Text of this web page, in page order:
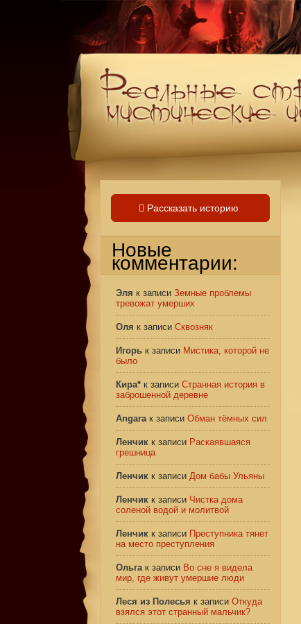
Рассказать историю
Новые
комментарии:
Эля к записи Земные проблемы
тревожат умерших
Оля к записи Сквозняк
Игорь к записи Мистика, которой не
было
Кира* к записи Странная история в
заброшенной деревне
Angaraк записи Обман тёмных сил
Ленчик к записи Раскаявшаяся
грешница
Ленчик к записи Дом бабы Ульяны
Ленчик к записи Чистка дома
соленой водой и молитвой
Ленчик к записи Преступника тянет
на место преступления
Ольгак записи Во сне я видела
мир, где живут умершие люди
Леся из Полесья к записи Откуда
взялся этот странный мальчик?